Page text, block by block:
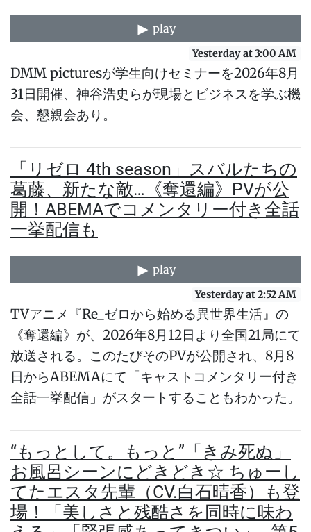
play
Yesterday at 3:00 AM
DMM picturesが学生向けセミナーを2026年8月
31日開催、神谷浩史らが現場とビジネスを学ぶ機
会、懇親会あり。
「リゼロ 4th season」スバルたちの
葛藤、新たな敵…《奪還編》PVが公
開！ABEMAでコメンタリー付き全話
一挙配信も
play
Yesterday at 2:52 AM
TVアニメ『Re_ゼロから始める異世界生活』の
《奪還編》が、2026年8月12日より全国21局にて
放送される。このたびそのPVが公開され、8月8
日からABEMAにて「キャストコメンタリー付き
全話一挙配信」がスタートすることもわかった。
“もっとして。もっと”「きみ死ぬ」
お風呂シーンにどきどき☆ ちゅーし
てたエスタ先輩（CV.白石晴香）も登
場！「美しさと残酷さを同時に味わ